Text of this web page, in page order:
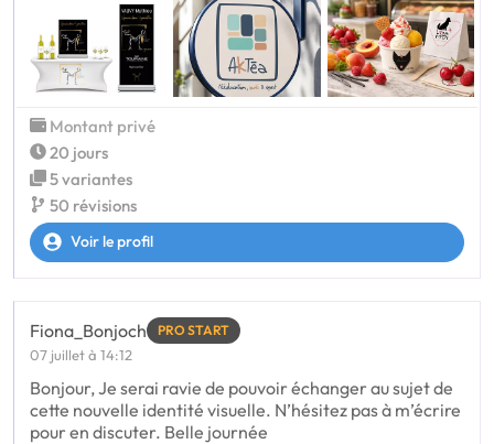
Montant privé
20 jours
5 variantes
50 révisions
Voir le profil
Fiona_Bonjoch PRO START
07 juillet à 14:12
Bonjour, Je serai ravie de pouvoir échanger au sujet de
cette nouvelle identité visuelle. N’hésitez pas à m’écrire
pour en discuter. Belle journée